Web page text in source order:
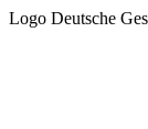
Logo Deutsche